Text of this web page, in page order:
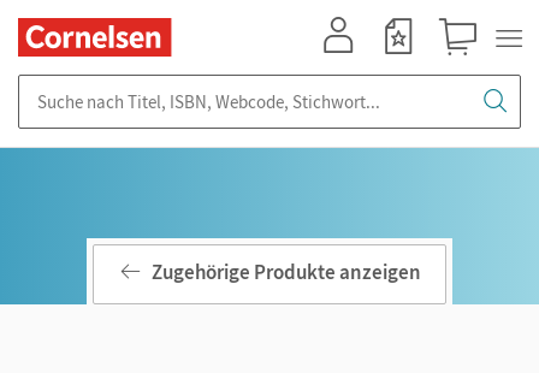
Zugehörige Produkte anzeigen